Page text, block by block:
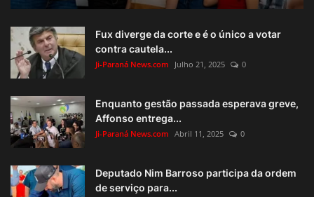
Fux diverge da corte e é o único a votar
contra cautela...
Ji-Paraná News.com Julho 21, 2025 0
Enquanto gestão passada esperava greve,
Affonso entrega...
Ji-Paraná News.com Abril 11, 2025 0
Deputado Nim Barroso participa da ordem
de serviço para...